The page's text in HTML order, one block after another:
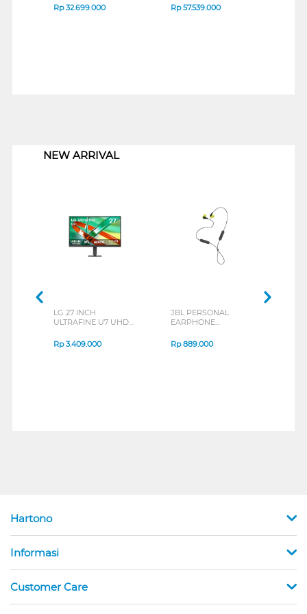
Rp32.699.000
Rp57.539.000
NEW ARRIVAL
LG 27 INCH
ULTRAFINE U7 UHD
B_G3
Rp3.409.000
JBL PERSONAL
EARPHONE
SERIES
Rp889.000
Hartono
Informasi
Customer Care